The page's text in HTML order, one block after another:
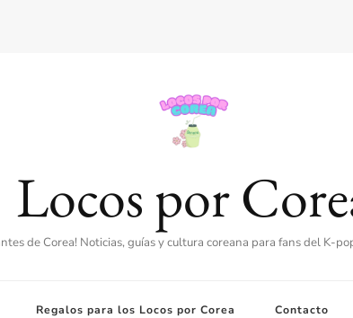
Locos por
de Corea! Noticias, guías y cultura coreana para fans del K-
Regalos para los Locos por Corea Contacto